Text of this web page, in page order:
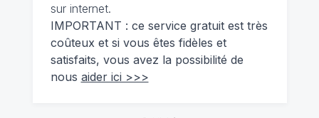
sur internet.
IMPORTANT : ce service gratuit est très
coûteux et si vous êtes fidèles et
satisfaits, vous avez la possibilité de
nous aider ici >>>